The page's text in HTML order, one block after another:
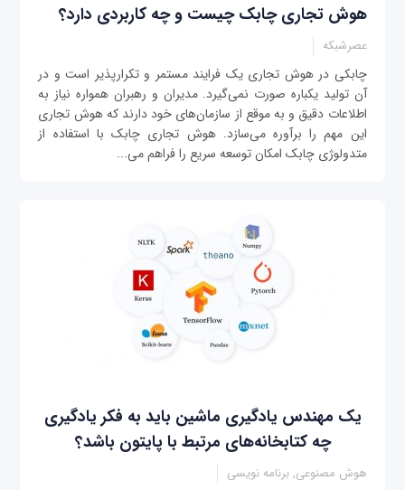
هوش تجاری چابک چیست و چه کاربردی دارد؟
عصرشبکه
چابکی در هوش تجاری یک فرایند مستمر و تکرارپذیر است و در
آن تولید یکباره صورت نمی‌گیرد. مدیران و رهبران همواره نیاز به
اطلاعات دقیق و به موقع از سازمان‌های خود دارند که هوش تجاری
این مهم را برآوره می‌سازد. هوش تجاری چابک با استفاده از
متدولوژی چابک امکان توسعه سریع را فراهم می‌...
یک مهندس یادگیری ماشین باید به فکر یادگیری
چه کتابخانه‌های مرتبط با پایتون باشد؟
هوش مصنوعی, برنامه نویسی